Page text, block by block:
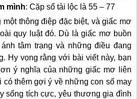
mình: Cặp số tài lộc là 55 – 77
một thông điệp đặc biệt, và giấc mơ
quy luật đó. Dù là giấc mơ buồn
tâm trạng và những điều đang
Hy vọng rằng với bài viết này, bạn
ý nghĩa của những giấc mơ liên
có thêm gợi ý về những con số may
sống tích cực, yêu thương gia đình